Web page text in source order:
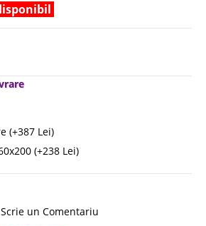
(+387 Lei)
(+238 Lei)
Scrie un Comentariu